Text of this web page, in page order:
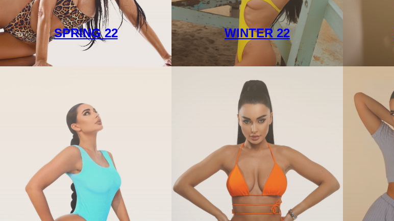
SPRING 22 WINTER 22